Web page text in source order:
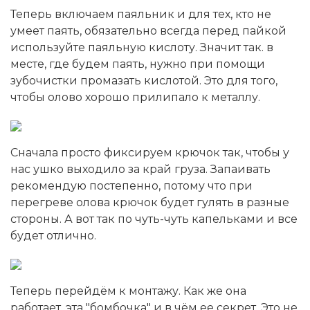
Теперь включаем паяльник и для тех, кто не
умеет паять, обязательно всегда перед пайкой
используйте паяльную кислоту. Значит так. в
месте, где будем паять, нужно при помощи
зубочистки промазать кислотой. Это для того,
чтобы олово хорошо прилипало к металлу.
Сначала просто фиксируем крючок так, чтобы у
нас ушко выходило за край груза. Запаивать
рекомендую постепенно, потому что при
перегреве олова крючок будет гулять в разные
стороны. А вот так по чуть-чуть капельками и все
будет отлично.
Теперь перейдём к монтажу. Как же она